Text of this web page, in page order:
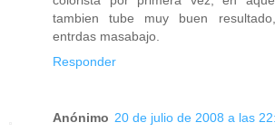
tambien tube muy buen
entrdas masabajo.
Responder
Anónimo 20 de julio de 2008 a las